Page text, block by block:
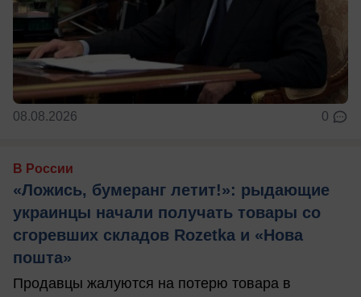
08.08.2026 0
В России
«Ложись, бумеранг летит!»: рыдающие
украинцы начали получать товары со
сгоревших складов Rozetka и «Нова
пошта»
Продавцы жалуются на потерю товара в